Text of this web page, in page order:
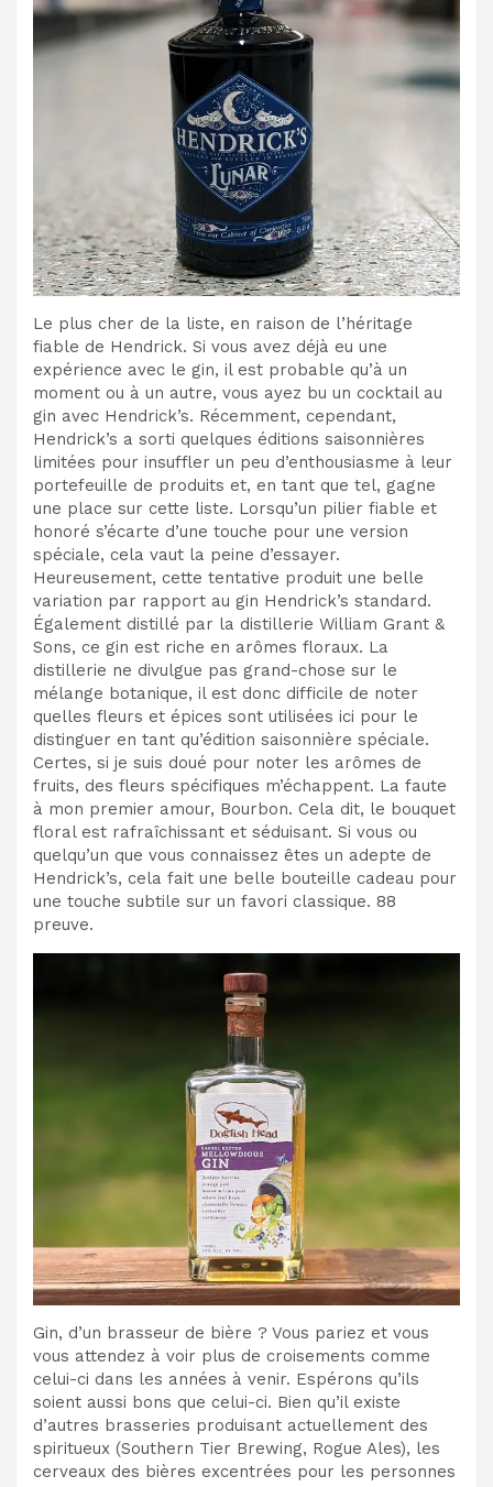
Le plus cher de la liste, en raison de l’héritage
fiable de Hendrick. Si vous avez déjà eu une
expérience avec le gin, il est probable qu’à un
moment ou à un autre, vous ayez bu un cocktail au
gin avec Hendrick’s. Récemment, cependant,
Hendrick’s a sorti quelques éditions saisonnières
limitées pour insuffler un peu d’enthousiasme à leur
portefeuille de produits et, en tant que tel, gagne
une place sur cette liste. Lorsqu’un pilier fiable et
honoré s’écarte d’une touche pour une version
spéciale, cela vaut la peine d’essayer.
Heureusement, cette tentative produit une belle
variation par rapport au gin Hendrick’s standard.
Également distillé par la distillerie William Grant &
Sons, ce gin est riche en arômes floraux. La
distillerie ne divulgue pas grand-chose sur le
mélange botanique, il est donc difficile de noter
quelles fleurs et épices sont utilisées ici pour le
distinguer en tant qu’édition saisonnière spéciale.
Certes, si je suis doué pour noter les arômes de
fruits, des fleurs spécifiques m’échappent. La faute
à mon premier amour, Bourbon. Cela dit, le bouquet
floral est rafraîchissant et séduisant. Si vous ou
quelqu’un que vous connaissez êtes un adepte de
Hendrick’s, cela fait une belle bouteille cadeau pour
une touche subtile sur un favori classique. 88
preuve.
Gin, d’un brasseur de bière ? Vous pariez et vous
vous attendez à voir plus de croisements comme
celui-ci dans les années à venir. Espérons qu’ils
soient aussi bons que celui-ci. Bien qu’il existe
d’autres brasseries produisant actuellement des
spiritueux (Southern Tier Brewing, Rogue Ales), les
cerveaux des bières excentrées pour les personnes